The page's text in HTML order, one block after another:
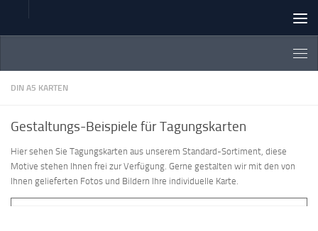
Zum Inhalt springen
DIN A5 KARTEN
Gestaltungs-Beispiele für Tagungskarten
Hier sehen Sie Tagungskarten aus unserem Standard-Sortiment, diese
Motive stehen Ihnen frei zur Verfügung. Gerne gestalten wir mit den von
Ihnen gelieferten Fotos und Bildern Ihre individuelle Karte.